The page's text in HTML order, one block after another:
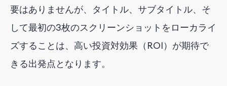
要はありませんが、タイトル、サブタイトル、そ
して最初の3枚のスクリーンショットをローカライ
ズすることは、高い投資対効果（ROI）が期待で
きる出発点となります。